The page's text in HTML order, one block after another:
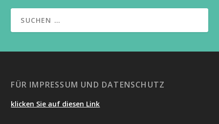
FÜR IMPRESSUM UND DATENSCHUTZ
klicken Sie auf diesen Link